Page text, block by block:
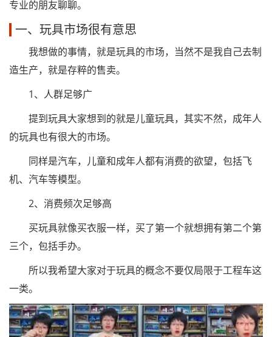
专业的朋友聊聊。
一、玩具市场很有意思
我想做的事情，就是玩具的市场，当然不是我自己去制
造生产，就是存粹的售卖。
1、人群足够广
提到玩具大家想到的就是儿童玩具，其实不然，成年人
的玩具也有很大的市场。
同样是汽车，儿童和成年人都有消费的欲望，包括飞
机、汽车等模型。
2、消费频次足够高
买玩具就像买衣服一样，买了第一个就想拥有第二个第
三个，包括手办。
所以我希望大家对于玩具的概念不要仅局限于工程车这
一类。